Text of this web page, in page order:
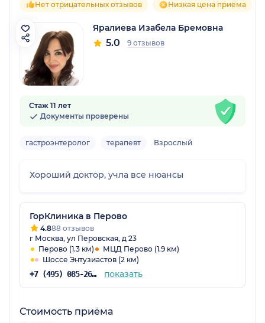
другая история). Сергей Иванович, вы чудо-
доктор, очень внимательный и чуткий,
благодарю за то, что поставили меня на ноги!
Если вы идите к Сергею Ивановичу, то будьте
уверены, что все будет хорошо!
Нет отрицательных отзывов Низкая цена приёма
Яралиева Изабела Бремовна
5.0 9 отзывов
Стаж 11 лет
Документы проверены
гастроэнтеролог терапевт Взрослый
Хороший доктор, учла все нюансы
ГорКлиника в Перово
4.888 отзывов
г Москва, ул Перовская, д 23
Перово (1.3 км)
МЦД Перово (1.9 км)
Шоссе Энтузиастов (2 км)
+7 (495) 085-26-21 показать
Стоимость приёма